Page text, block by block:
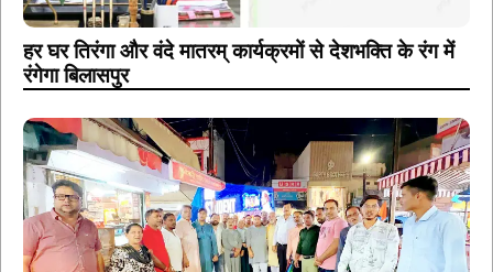
हर घर तिरंगा और वंदे मातरम् कार्यक्रमों से देशभक्ति के रंग में
रंगेगा बिलासपुर